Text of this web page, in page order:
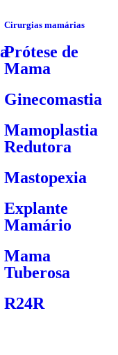
Cirurgias mamárias
Prótese de
Mama
Ginecomastia
Mamoplastia
Redutora
Mastopexia
Explante
Mamário
Mama
Tuberosa
R24R